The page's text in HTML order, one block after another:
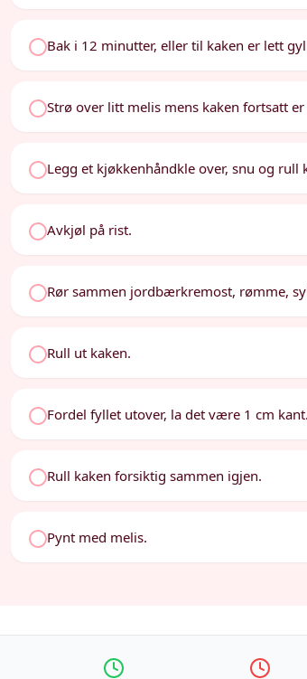
Bak i 12 minutter, eller til kaken er lett
Strø over litt melis mens kaken fortsatt
Legg et kjøkkenhåndkle over, snu og rull
Avkjøl på rist.
Rør sammen jordbærkremost, rømme,
Rull ut kaken.
Fordel fyllet utover, la det være 1 cm kant.
Rull kaken forsiktig sammen igjen.
Pynt med melis.